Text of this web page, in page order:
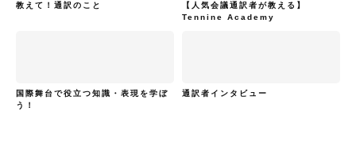
教えて！通訳のこと
【人気会議通訳者が教える】
Tennine Academy
国際舞台で役立つ知識・表現を学ぼ
う！
通訳者インタビュー